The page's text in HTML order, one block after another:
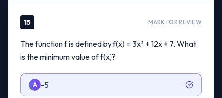
15 MARK FOR REVIEW
The function f is defined by f(x) = 3x² + 12x + 7. What
is the minimum value of f(x)?
A -5